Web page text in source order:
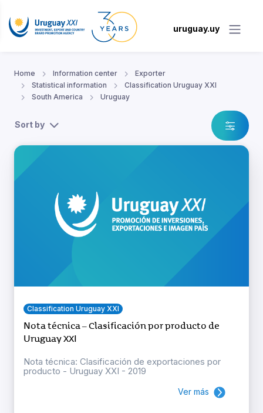
uruguay.uy
Home Information center
Exporter
Statistical information
Classification Uruguay XXI
South America
Uruguay
Sort by
Classification Uruguay XXI
Nota técnica – Clasificación por producto de
Uruguay XXI
Nota técnica: Clasificación de exportaciones por
producto - Uruguay XXI - 2019
Ver más